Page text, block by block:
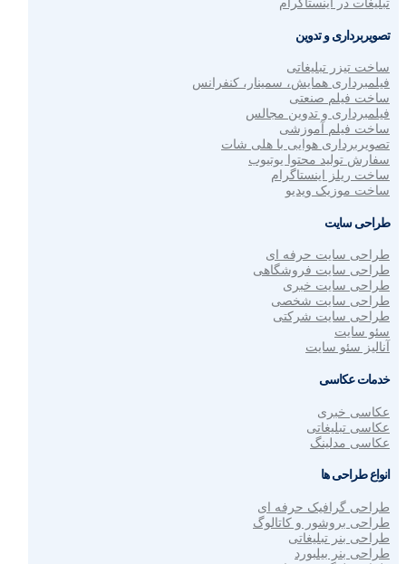
تبلیغات در اینستاگرام
تصویربرداری و تدوین
ساخت تیزر تبلیغاتی
فیلمبرداری همایش، سمینار، کنفرانس
ساخت فیلم صنعتی
فیلمبرداری و تدوین مجالس
ساخت فیلم آموزشی
تصویربرداری هوایی با هلی شات
سفارش تولید محتوا یوتیوب
ساخت ریلز اینستاگرام
ساخت موزیک ویدیو
طراحی سایت
طراحی سایت حرفه ای
طراحی سایت فروشگاهی
طراحی سایت خبری
طراحی سایت شخصی
طراحی سایت شرکتی
سئو سایت
آنالیز سئو سایت
خدمات عکاسی
عکاسی خبری
عکاسی تبلیغاتی
عکاسی مدلینگ
انواع طراحی ها
طراحی گرافیک حرفه ای
طراحی بروشور و کاتالوگ
طراحی بنر تبلیغاتی
طراحی بنر بیلبورد